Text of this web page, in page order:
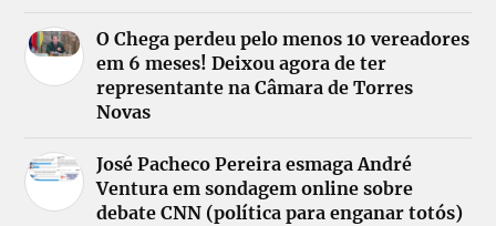
O Chega perdeu pelo menos 10 vereadores
em 6 meses! Deixou agora de ter
representante na Câmara de Torres
Novas
José Pacheco Pereira esmaga André
Ventura em sondagem online sobre
debate CNN (política para enganar totós)